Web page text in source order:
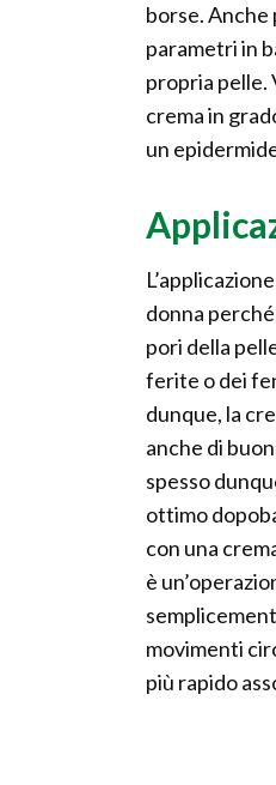
borse.
parametri in
propria pelle.
crema in
un
donna
pori della
ferite o dei
dunque, la
anche di
spesso
ottimo
con una
è
movimenti
più rapido